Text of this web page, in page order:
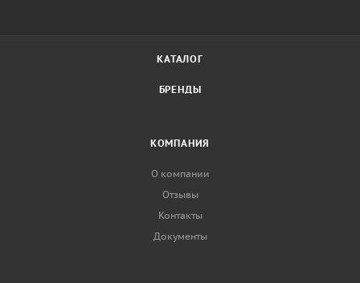
КАТАЛОГ
БРЕНДЫ
КОМПАНИЯ
О компании
Отзывы
Контакты
Документы